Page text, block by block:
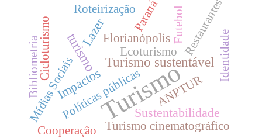
Turismo
Turismo sustentável
turismo
Impactos
Lazer
Sustentabilidade
Ecoturismo
Florianópolis
Turismo cinematográfico
Mídias SociaisPolíticas públicas
Restaurantes
Paraná
Bibliometria Identidade
Futebol
ANPTUR
Roteirização
Cicloturismo
Cooperação